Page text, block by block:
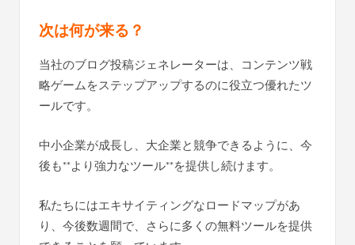
次は何が来る？
当社のブログ投稿ジェネレーターは、コンテンツ戦
略ゲームをステップアップするのに役立つ優れたツ
ールです。
中小企業が成長し、大企業と競争できるように、今
後も**より強力なツール**を提供し続けます。
私たちにはエキサイティングなロードマップがあ
り、今後数週間で、さらに多くの無料ツールを提供